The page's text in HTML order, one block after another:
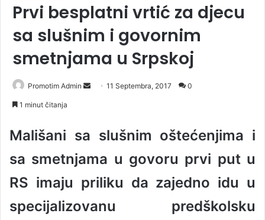
Prvi besplatni vrtić za djecu
sa slušnim i govornim
smetnjama u Srpskoj
Promotim Admin
n
m
i
11 Septembra, 2017 0
1 minut čitanja
Mališani sa slušnim oštećenjima i
sa smetnjama u govoru prvi put u
RS imaju priliku da zajedno idu u
specijalizovanu predškolsku